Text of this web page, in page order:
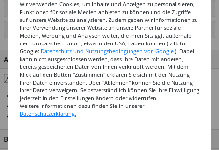
ARTIKEL AUF WUNSCHLISTE SETZEN
SEITE DRUCKEN
ARTIKEL MERKMALE & DETAILS
Inhaltsstoffe & Hinweise
Farbkonsistenz: lichtecht und UV-stabilisiert
Schmelzpunkt: zwischen 62 °C und 66 °C
Wachskomposition aus Bienen- und Carnaubawachs
BESCHREIBUNG
Wir verwenden Cookies, um Inhalte und Anzeigen zu personalisieren,
Funktionen für soziale Medien anbieten zu können und die Zugriffe
auf unsere Website zu analysieren. Zudem geben wir Informationen zu
Ihrer Verwendung unserer Website an unsere Partner für soziale
Medien, Werbung und Analysen weiter, die ihren Sitz ggf. außerhalb
der Europäischen Union, etwa in den USA, haben können ( z.B. für
Google: Datenschutz und Nutzungsbedingungen von Google ). Dabei
kann nicht ausgeschlossen werden, dass Ihre Daten mit anderen,
bereits gespeicherten Daten von Ihnen verknüpft werden. Mit dem
Klick auf den Button "Zustimmen" erklären Sie sich mit der Nutzung
Ihrer Daten einverstanden. Über "Ablehnen" können Sie die Nutzung
Ihrer Daten verweigern. Selbstverständlich können Sie Ihre Einwilligung
jederzeit in den Einstellungen ändern oder widerrufen.
Weitere Informationen dazu finden Sie in unserer
Datenschutzerklärung.